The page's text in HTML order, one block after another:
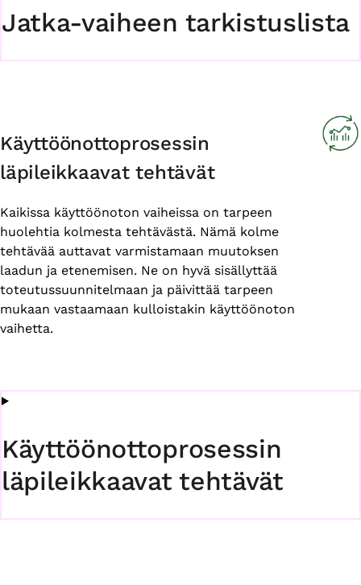
Jatka-vaiheen tarkistuslista
Käyttöönottoprosessin
läpileikkaavat tehtävät
Kaikissa käyttöönoton vaiheissa on tarpeen
huolehtia kolmesta tehtävästä. Nämä kolme
tehtävää auttavat varmistamaan muutoksen
laadun ja etenemisen. Ne on hyvä sisällyttää
toteutussuunnitelmaan ja päivittää tarpeen
mukaan vastaamaan kulloistakin käyttöönoton
vaihetta.
Käyttöönottoprosessin
läpileikkaavat tehtävät